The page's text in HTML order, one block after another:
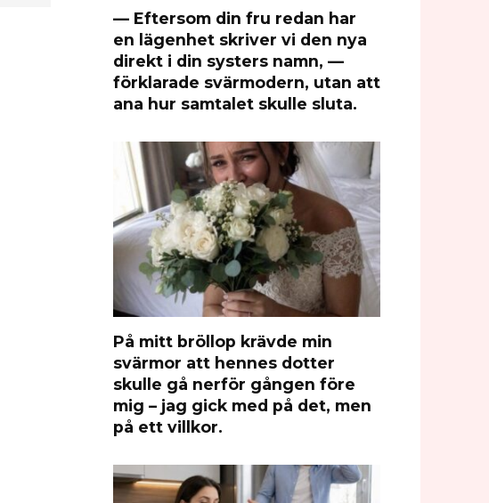
— Eftersom din fru redan har
en lägenhet skriver vi den nya
direkt i din systers namn, —
förklarade svärmodern, utan att
ana hur samtalet skulle sluta.
På mitt bröllop krävde min
svärmor att hennes dotter
skulle gå nerför gången före
mig – jag gick med på det, men
på ett villkor.